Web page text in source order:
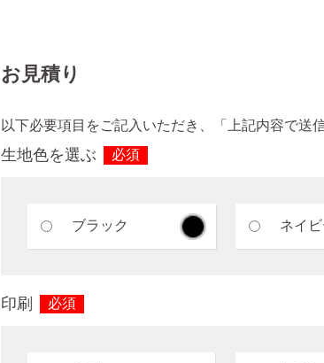
お見積り
以下必要項目をご記入いただき、「上記内容で送
生地色を選ぶ 必須
ブラック ネイ
印刷 必須